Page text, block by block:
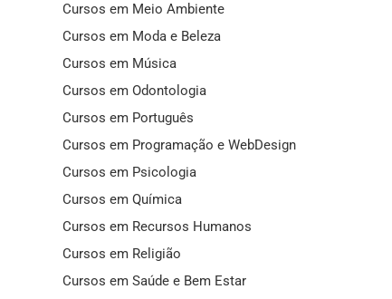
Cursos em Meio Ambiente
Cursos em Moda e Beleza
Cursos em Música
Cursos em Odontologia
Cursos em Português
Cursos em Programação e WebDesign
Cursos em Psicologia
Cursos em Química
Cursos em Recursos Humanos
Cursos em Religião
Cursos em Saúde e Bem Estar